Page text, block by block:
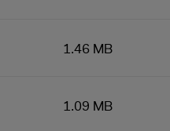
1.46 MB
1.09 MB